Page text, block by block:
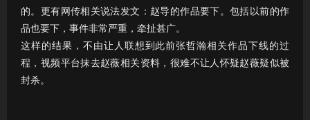
的。更有网传相关说法发文：赵导的作品要下。包括以前的作
品也要下，事件非常严重，牵扯甚广。
这样的结果，不由让人联想到此前张哲瀚相关作品下线的过
程，视频平台抹去赵薇相关资料，很难不让人怀疑赵薇疑似被
封杀。